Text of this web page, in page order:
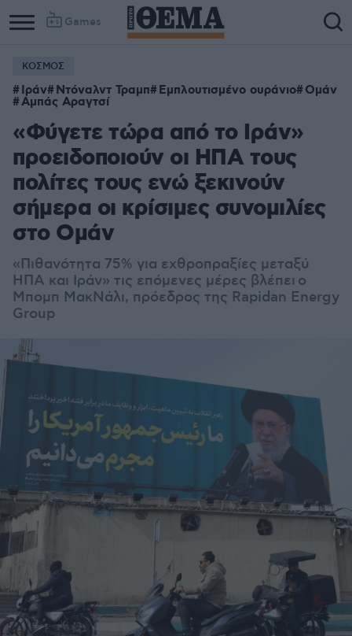
Games
ΚΟΣΜΟΣ
Ιράν Ντόναλντ Τραμπ Εμπλουτισμένο ουράνιο Ομάν
Αμπάς Αραγτσί
«Φύγετε τώρα από το Ιράν»
προειδοποιούν οι ΗΠΑ τους
πολίτες τους ενώ ξεκινούν
σήμερα οι κρίσιμες συνομιλίες
στο Ομάν
«Πιθανότητα 75% για εχθροπραξίες μεταξύ
ΗΠΑ και Ιράν» τις επόμενες μέρες βλέπει ο
Μπομπ ΜακΝάλι, πρόεδρος της Rapidan Energy
Group